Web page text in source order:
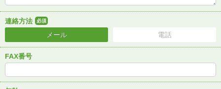
連絡方法 必須
メール 電話
FAX番号